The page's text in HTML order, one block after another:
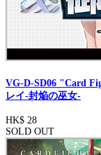
VG-D-SD06 "Card
レイ-封焔の巫女-
HK$ 28
SOLD OUT